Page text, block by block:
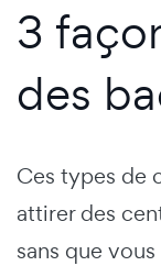
3
des
Ces types de
attirer des
sans que